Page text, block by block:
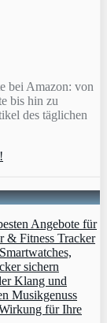
bei Amazon: von
bis hin zu
des täglichen
Angebote für
& Fitness Tracker
sichern
Klang und
Musikgenuss
für Ihre